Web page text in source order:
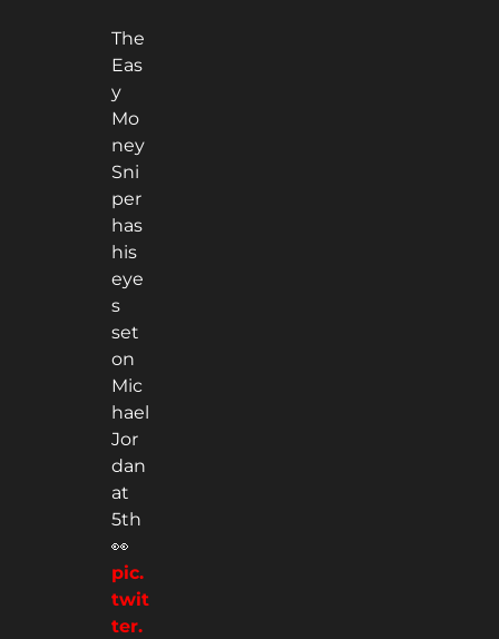
The
Eas
y
Mo
ney
Sni
per
has
his
eye
s
set
on
Mic
hael
Jor
dan
at
5th
👀
pic.
twit
ter.